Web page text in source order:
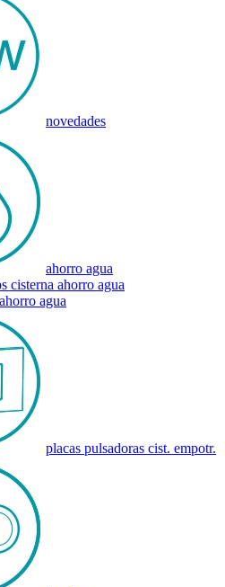
novedades
ahorro agua
cisterna ahorro agua
agua
placas pulsadoras cist. empotr.